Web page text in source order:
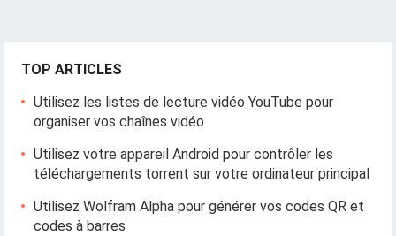
TOP ARTICLES
Utilisez les listes de lecture vidéo YouTube pour
organiser vos chaînes vidéo
Utilisez votre appareil Android pour contrôler les
téléchargements torrent sur votre ordinateur principal
Utilisez Wolfram Alpha pour générer vos codes QR et
codes à barres